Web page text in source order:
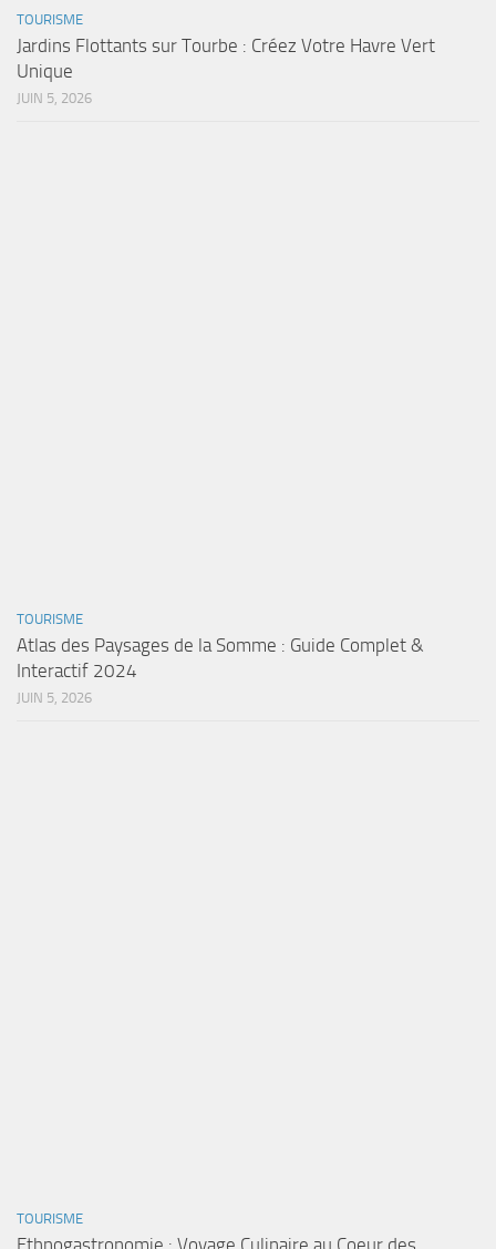
TOURISME
Jardins Flottants sur Tourbe : Créez Votre Havre Vert
Unique
JUIN 5, 2026
TOURISME
Atlas des Paysages de la Somme : Guide Complet &
Interactif 2024
JUIN 5, 2026
TOURISME